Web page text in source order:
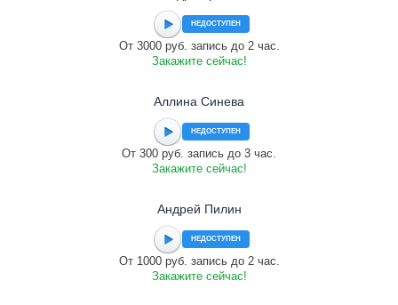
НЕДОСТУПЕН
От 3000 руб. запись до 2 час.
Закажите сейчас!
Аллина Синева
НЕДОСТУПЕН
От 300 руб. запись до 3 час.
Закажите сейчас!
Андрей Пилин
НЕДОСТУПЕН
От 1000 руб. запись до 2 час.
Закажите сейчас!